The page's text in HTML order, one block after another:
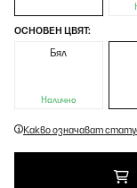
ОСНОВЕН ЦВЯТ:
Бял
Налично
Какво означават